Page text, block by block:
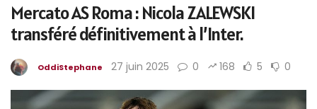
Mercato AS Roma : Nicola ZALEWSKI
transféré définitivement à l’Inter.
OddiStephane 27 juin 2025 0 168 5 0